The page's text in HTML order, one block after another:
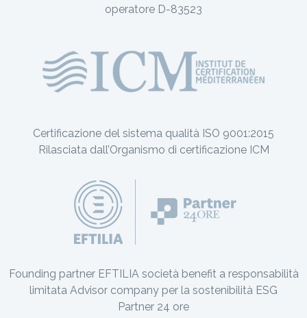
operatore D-83523
Certificazione del sistema qualità ISO 9001:2015
Rilasciata dall’Organismo di certificazione ICM
Founding partner EFTILIA società benefit a responsabilità
limitata Advisor company per la sostenibilità ESG
Partner 24 ore